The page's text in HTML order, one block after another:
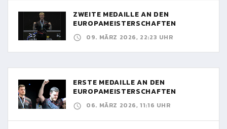
ZWEITE MEDAILLE AN DEN
EUROPAMEISTERSCHAFTEN
09. MÄRZ 2026, 22:23 UHR
ERSTE MEDAILLE AN DEN
EUROPAMEISTERSCHAFTEN
06. MÄRZ 2026, 11:16 UHR